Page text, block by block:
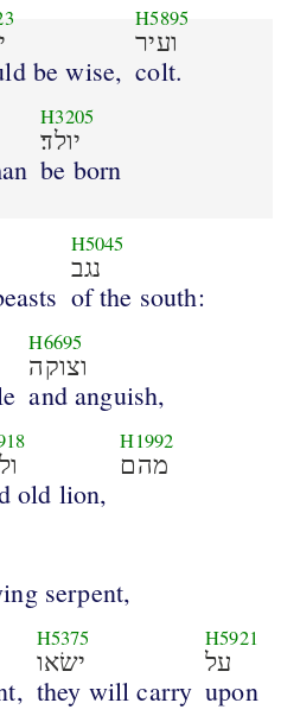
be wise,
H5895
ועיר
colt.
H3205
יולד׃
be born
H5045
נגב
of the south:
H6695
וצוקה
and anguish,
old lion,
H1992
מהם
serpent,
H5375
ישׂאו
they will carry
H5921
על
upon